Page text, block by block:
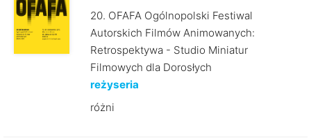
20. OFAFA Ogólnopolski Festiwal
Autorskich Filmów Animowanych:
Retrospektywa - Studio Miniatur
Filmowych dla Dorosłych
reżyseria
różni